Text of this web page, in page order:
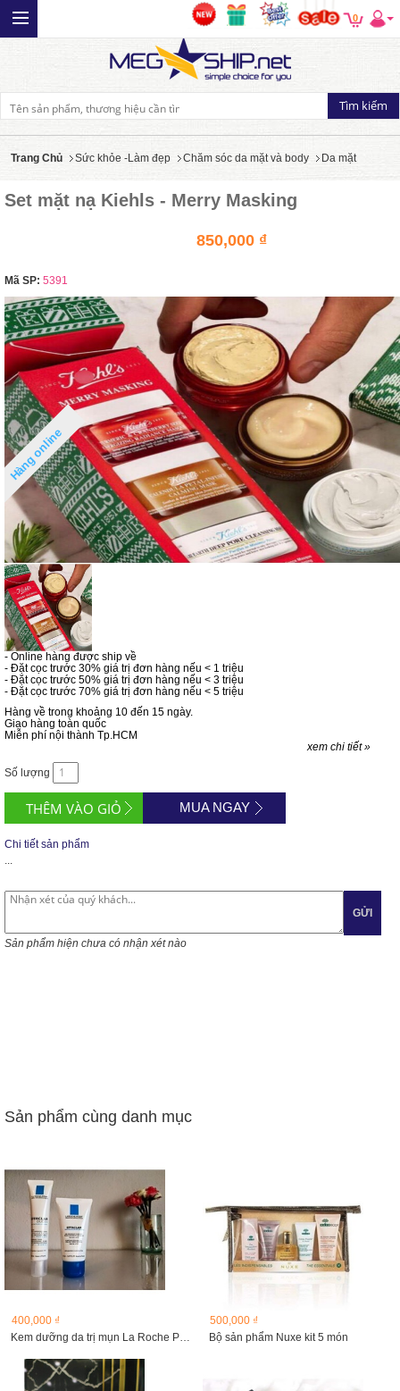
0
Trang Chủ Sức khỏe -Làm đẹp Chăm sóc da mặt và body Da mặt
Set mặt nạ Kiehls - Merry Masking
850,000 ₫
Mã SP: 5391
Hàng online
- Online hàng được ship về
- Đặt cọc trước 30% giá trị đơn hàng nếu < 1 triệu
- Đặt cọc trước 50% giá trị đơn hàng nếu < 3 triệu
- Đặt cọc trước 70% giá trị đơn hàng nếu < 5 triệu
Hàng về trong khoảng 10 đến 15 ngày.
Giao hàng toàn quốc
Miễn phí nội thành Tp.HCM
xem chi tiết »
Số lượng
MUA NGAY
Chi tiết sản phẩm
...
GỬI
Sản phẩm hiện chưa có nhận xét nào
Sản phẩm cùng danh mục
400,000 ₫
Kem dưỡng da trị mụn La Roche Posay Dou 40ml
500,000 ₫
Bộ sản phẩm Nuxe kit 5 món